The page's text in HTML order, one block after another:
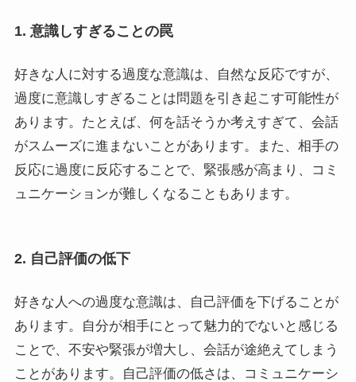
1. 意識しすぎることの罠
好きな人に対する過度な意識は、自然な反応ですが、
過度に意識しすぎることは問題を引き起こす可能性が
あります。たとえば、何を話そうか考えすぎて、会話
がスムーズに進まないことがあります。また、相手の
反応に過度に反応することで、緊張感が高まり、コミ
ュニケーションが難しくなることもあります。
2. 自己評価の低下
好きな人への過度な意識は、自己評価を下げることが
あります。自分が相手にとって魅力的でないと感じる
ことで、不安や緊張が増大し、会話が途絶えてしまう
ことがあります。自己評価の低さは、コミュニケーシ